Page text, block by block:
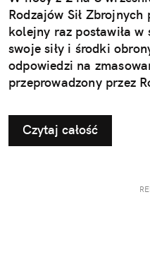
Rodzajów Sił
kolejny raz postawiła
swoje siły i środki
odpowiedzi na
przeprowadzony przez
Czytaj całość